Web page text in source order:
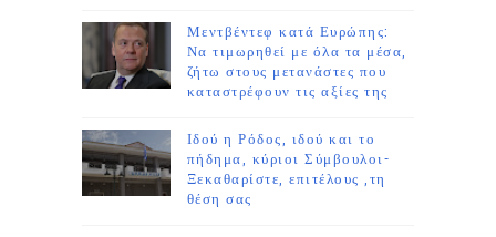
Μεντβέντεφ κατά Ευρώπης:
Να τιμωρηθεί με όλα τα μέσα,
ζήτω στους μετανάστες που
καταστρέφουν τις αξίες της
Ιδού η Ρόδος, ιδού και το
πήδημα, κύριοι Σύμβουλοι-
Ξεκαθαρίστε, επιτέλους ,τη
θέση σας